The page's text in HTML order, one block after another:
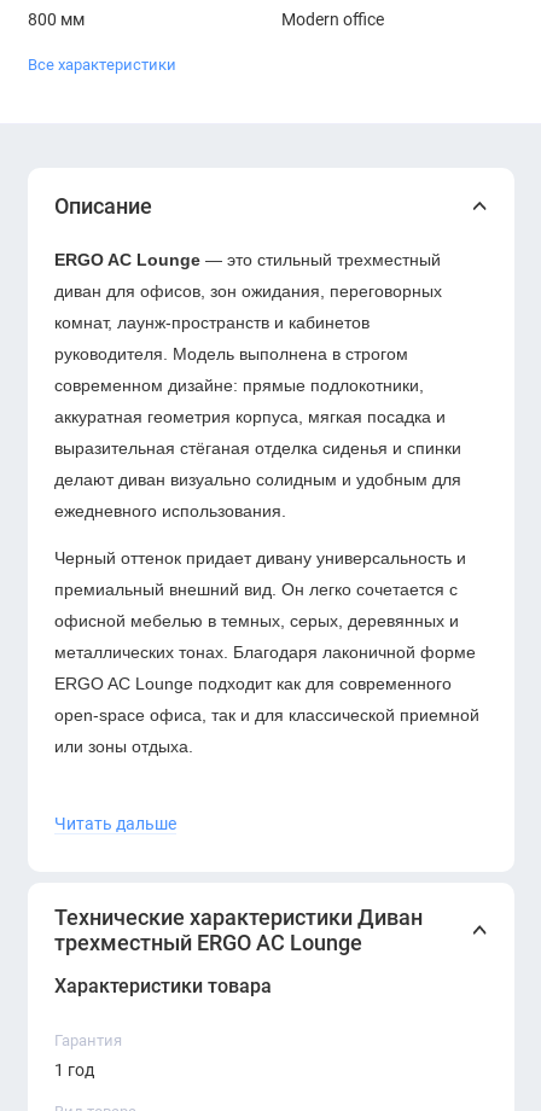
800 мм Modern office
Все характеристики
Описание
ERGO AC Lounge — это стильный трехместный
диван для офисов, зон ожидания, переговорных
комнат, лаунж-пространств и кабинетов
руководителя. Модель выполнена в строгом
современном дизайне: прямые подлокотники,
аккуратная геометрия корпуса, мягкая посадка и
выразительная стёганая отделка сиденья и спинки
делают диван визуально солидным и удобным для
ежедневного использования.
Черный оттенок придает дивану универсальность и
премиальный внешний вид. Он легко сочетается с
офисной мебелью в темных, серых, деревянных и
металлических тонах. Благодаря лаконичной форме
ERGO AC Lounge подходит как для современного
open-space офиса, так и для классической приемной
или зоны отдыха.
решение для современного офиса, где важны
удобным и визуально премиальным.
Читать дальше
Технические характеристики Диван
трехместный ERGO AC Lounge
Характеристики товара
Гарантия
1 год